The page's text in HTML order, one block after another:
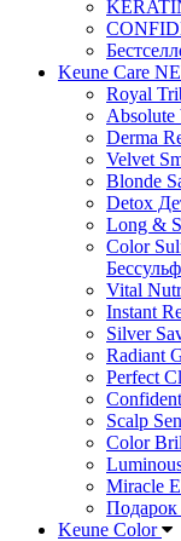
Keune Care
Royal
Derma
Velvet
Blonde
Detox
Long &
Color
Vital
Instant
Silver
Radiant
Perfect
Scalp
Color
Miracle
Подарок
Keune Color